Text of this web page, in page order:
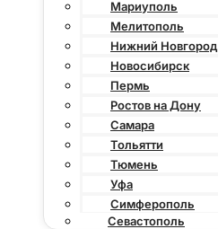
Мариуполь
Мелитополь
Нижний Новгород
Новосибирск
Пермь
Ростов на Дону
Самара
Тольятти
Тюмень
Уфа
Симферополь
Севастополь